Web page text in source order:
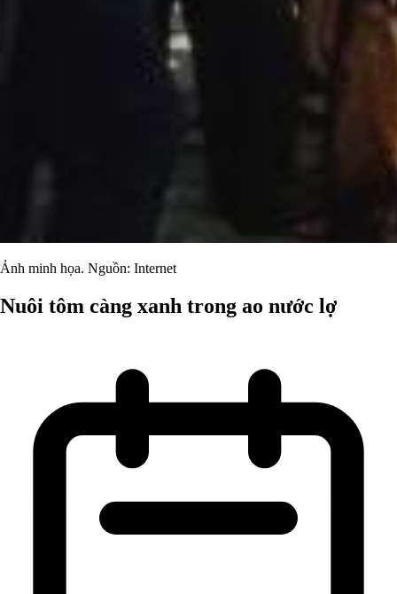
Ảnh minh họa. Nguồn: Internet
Nuôi tôm càng xanh trong ao nước lợ